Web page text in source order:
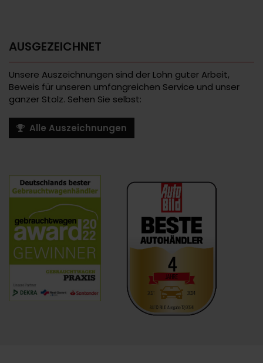
AUSGEZEICHNET
Unsere Auszeichnungen sind der Lohn guter Arbeit,
Beweis für unseren umfangreichen Service und unser
ganzer Stolz. Sehen Sie selbst:
Alle Auszeichnungen